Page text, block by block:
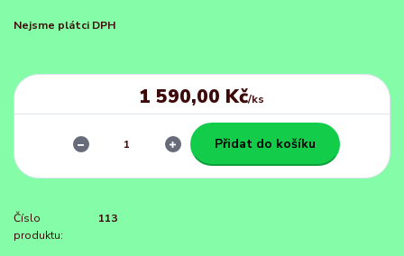
Nejsme plátci DPH
1 590,00 Kč/ks
Přidat do košíku
Číslo
produktu:
113